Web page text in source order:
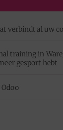
verbindt al uw
training in
gesport hebt